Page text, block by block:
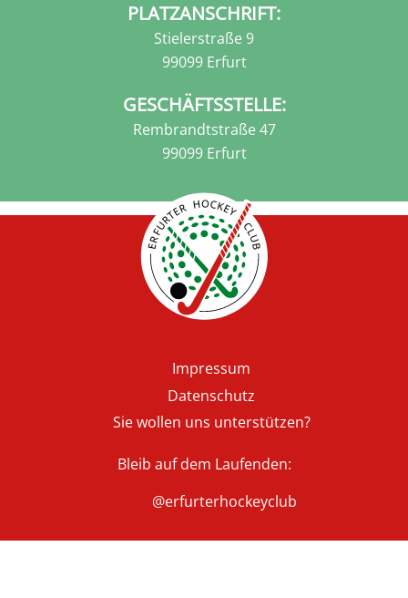
PLATZANSCHRIFT:
Stielerstraße 9
99099 Erfurt
GESCHÄFTSSTELLE:
Rembrandtstraße 47
99099 Erfurt
Impressum
Datenschutz
Sie wollen uns unterstützen?
Bleib auf dem Laufenden:
@erfurterhockeyclub